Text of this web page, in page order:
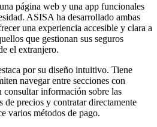
página web y una app funcionales
ASISA ha desarrollado ambas
una experiencia accesible y clara a
que gestionan sus seguros
el extranjero.
por su diseño intuitivo. Tiene
navegar entre secciones con
información sobre las
de precios y contratar directamente
varios métodos de pago.